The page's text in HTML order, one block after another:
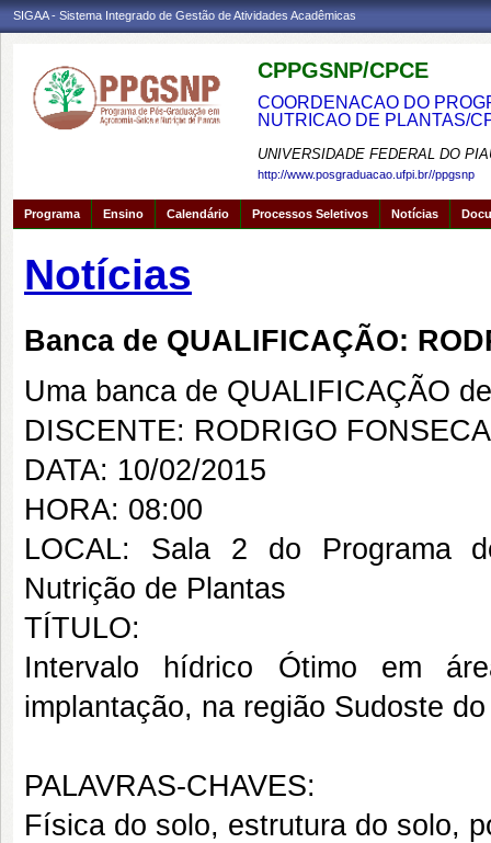
SIGAA - Sistema Integrado de Gestão de Atividades Acadêmicas
CPPGSNP/CPCE
COORDENACAO DO
NUTRICAO DE PLANTAS/
UNIVERSIDADE FEDERAL DO
http://www.posgraduacao.ufpi.br//ppgsnp
Programa Ensino Calendário Processos Seletivos Notícias
Notícias
Banca de QUALIFICAÇÃO:
Uma banca de QUALIFICAÇÃO
DISCENTE: RODRIGO
DATA: 10/02/2015
HORA: 08:00
LOCAL: Sala 2 do Programa
Nutrição de Plantas
TÍTULO:
Intervalo hídrico Ótimo em
implantação, na região Sudoste
PALAVRAS-CHAVES:
Física do solo, estrutura do solo,